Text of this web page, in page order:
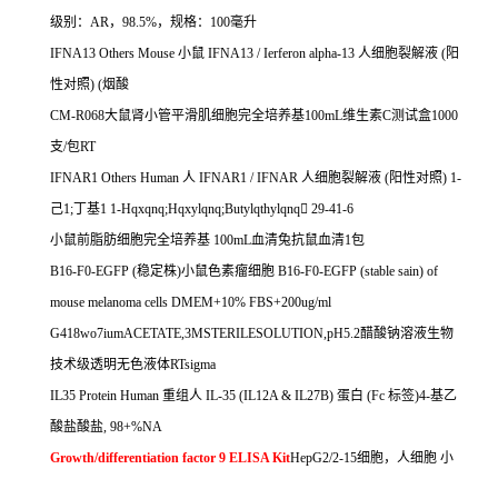
级别： AR， 98.5%，规格： 100毫升
IFNA13 Others Mouse 小鼠 IFNA13 / Ierferon alpha-13 人细胞裂解液 (阳
性对照) (烟酸
CM-R068大鼠肾小管平滑肌细胞完全培养基100mL维生素C测试盒1000
支/包RT
IFNAR1 Others Human 人 IFNAR1 / IFNAR 人细胞裂解液 (阳性对照) 1-
己1; 丁基1 1-Hqxqnq;Hqxylqnq;Butylqthylqnq 29-41-6
小鼠前脂肪细胞完全培养基 100mL血清兔抗鼠血清1包
B16-F0-EGFP (稳定株)小鼠色素瘤细胞 B16-F0-EGFP (stable sain) of
mouse melanoma cells DMEM+10% FBS+200ug/ml
G418wo7iumACETATE,3MSTERILESOLUTION,pH5.2醋酸钠溶液生物
技术级透明无色液体RTsigma
IL35 Protein Human 重组人 IL-35 (IL12A & IL27B) 蛋白 (Fc 标签)4-基乙
酸盐酸盐, 98+%NA
Growth/differentiation factor 9 ELISA KitHepG2/2-15细胞，人细胞 小